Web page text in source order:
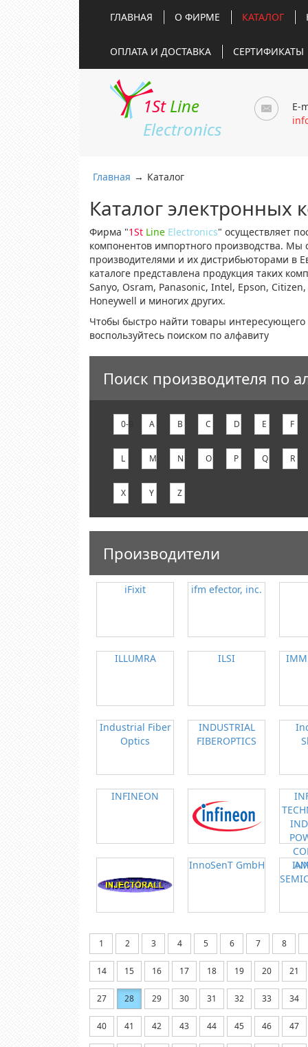
ГЛАВНАЯ О ФИРМЕ КАТАЛОГ
ОПЛАТА И ДОСТАВКА СЕРТИФИКАТЫ
1St Line
Electronics
E-
Главная → Каталог
Каталог электронных
Фирма "1St Line Electronics" осуществляет
компонентов импортного производства.
производителями и их дистрибьюторами
каталоге представлена продукция таких
Sanyo, Osram, Panasonic, Intel, Epson,
Honeywell и миногих других.
Чтобы быстро найти товары интересующего
воспользуйтесь поиском по алфавиту
Поиск производителя по
0-9 A B C D E F
L M N O P Q R
X Y Z
Производители
iFixit ifm efector, inc.
ILLUMRA ILSI IMM
Industrial Fiber
Optics
INDUSTRIAL
FIBEROPTICS
INFINEON
InnoSenT GmbH
1 2 3 4 5 6 7 8
14 15 16 17 18 19 20 21
27 28 29 30 31 32 33 34
40 41 42 43 44 45 46 47